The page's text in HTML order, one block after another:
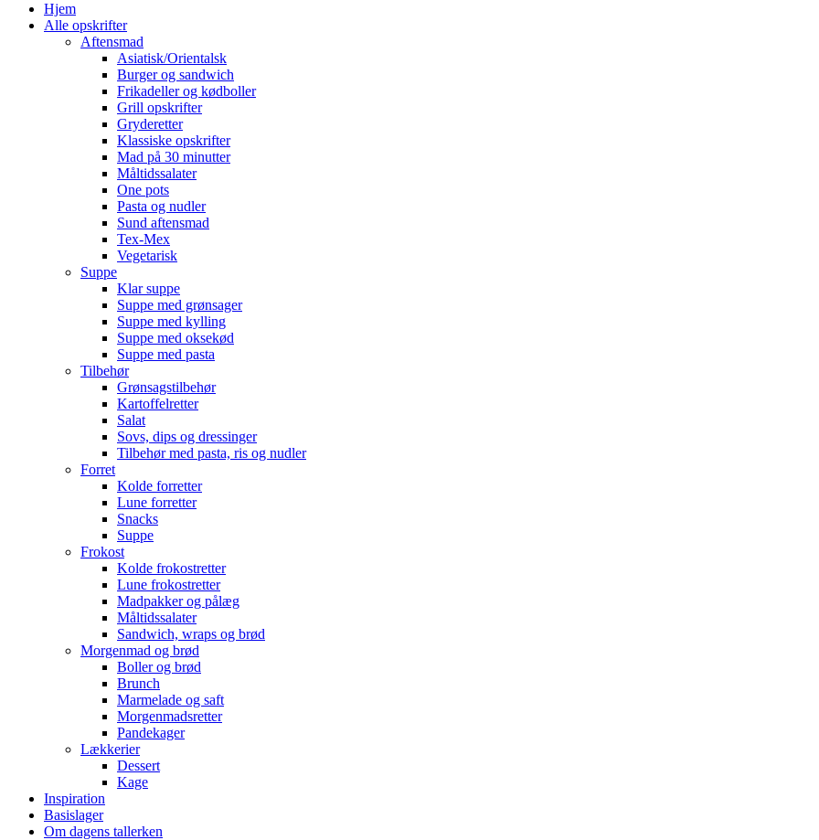
Hjem
Alle opskrifter
Aftensmad
Asiatisk/Orientalsk
Burger og sandwich
Frikadeller og kødboller
Grill opskrifter
Gryderetter
Klassiske opskrifter
Mad på 30 minutter
Måltidssalater
One pots
Pasta og nudler
Sund aftensmad
Tex-Mex
Vegetarisk
Suppe
Klar suppe
Suppe med grønsager
Suppe med kylling
Suppe med oksekød
Suppe med pasta
Tilbehør
Grønsagstilbehør
Kartoffelretter
Salat
Sovs, dips og dressinger
Tilbehør med pasta, ris og nudler
Forret
Kolde forretter
Lune forretter
Snacks
Suppe
Frokost
Kolde frokostretter
Lune frokostretter
Madpakker og pålæg
Måltidssalater
Sandwich, wraps og brød
Morgenmad og brød
Boller og brød
Brunch
Marmelade og saft
Morgenmadsretter
Pandekager
Lækkerier
Dessert
Kage
Inspiration
Basislager
Om dagens tallerken